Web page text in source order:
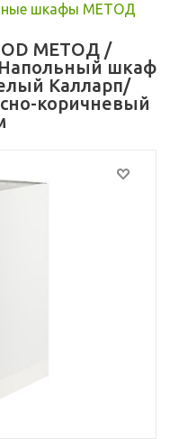
шкафы МЕТОД
МЕТОД /
шкаф
Калларп/
коричневый